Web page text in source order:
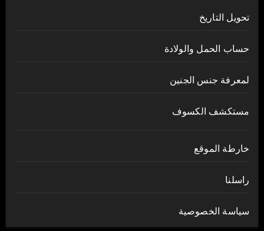
تحويل التاريخ
حساب الحمل والولادة
لمعرفة جنس الجنين
مستكشف الكسوف
خارطة الموقع
راسلنا
سياسة الخصوصية